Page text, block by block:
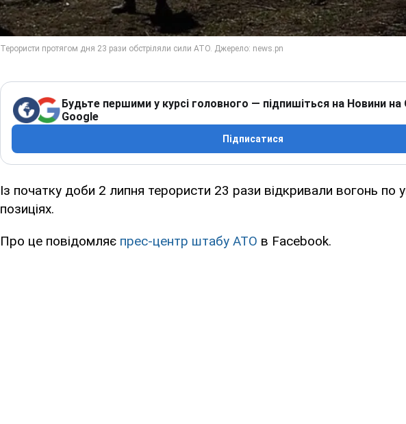
Будьте першими у курсі головного — підпишіться на Новини на
Google
Підписатися
Із початку доби 2 липня терористи 23 рази відкривали вогонь по
позиціях.
Про це повідомляє прес-центр штабу АТО в Facebook.